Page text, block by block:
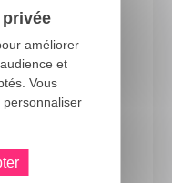
améliorer
et
Vous